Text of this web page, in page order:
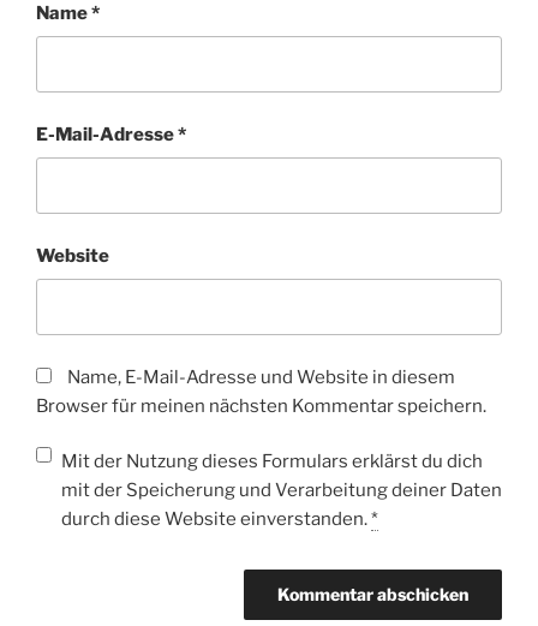
Name*
E-Mail-Adresse*
Website
Name, E-Mail-Adresse und Website in diesem
Browser für meinen nächsten Kommentar speichern.
Mit der Nutzung dieses Formulars erklärst du dich
mit der Speicherung und Verarbeitung deiner Daten
durch diese Website einverstanden.*